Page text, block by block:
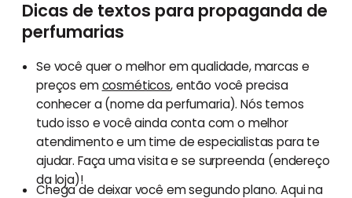
Dicas de textos para propaganda de
perfumarias
Se você quer o melhor em qualidade, marcas e
preços emcosméticos, então você precisa
conhecer a (nome da perfumaria). Nós temos
tudo isso e você ainda conta com o melhor
atendimento e um time de especialistas para te
ajudar. Faça uma visita e se surpreenda (endereço
da loja)!
Chega de deixar você em segundo plano. Aqui na